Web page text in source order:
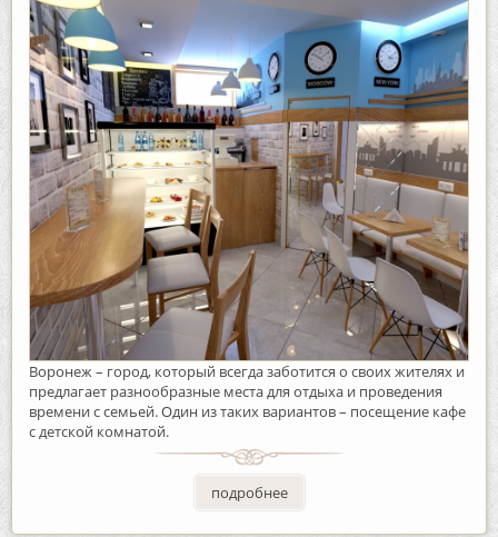
Воронеж – город, который всегда заботится о своих жителях и
предлагает разнообразные места для отдыха и проведения
времени с семьей. Один из таких вариантов – посещение кафе
с детской комнатой.
подробнее